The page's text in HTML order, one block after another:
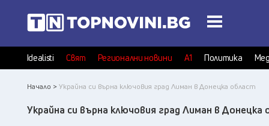
Idealisti Свят Регионални новини А1 Политика
Начало > Украйна си върна ключовия град Лиман в Донецка област
Украйна си върна ключовия град Лиман в Донецка